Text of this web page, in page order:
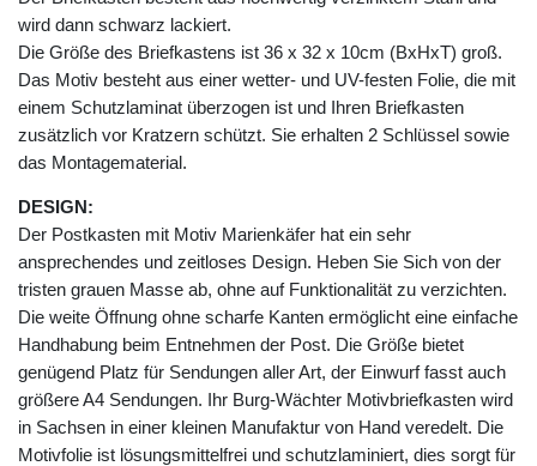
wird dann schwarz lackiert.
Die Größe des Briefkastens ist 36 x 32 x 10cm (BxHxT) groß.
Das Motiv besteht aus einer wetter- und UV-festen Folie, die mit
einem Schutzlaminat überzogen ist und Ihren Briefkasten
zusätzlich vor Kratzern schützt. Sie erhalten 2 Schlüssel sowie
das Montagematerial.
DESIGN:
Der Postkasten mit Motiv Marienkäfer hat ein sehr
ansprechendes und zeitloses Design. Heben Sie Sich von der
tristen grauen Masse ab, ohne auf Funktionalität zu verzichten.
Die weite Öffnung ohne scharfe Kanten ermöglicht eine einfache
Handhabung beim Entnehmen der Post. Die Größe bietet
genügend Platz für Sendungen aller Art, der Einwurf fasst auch
größere A4 Sendungen. Ihr Burg-Wächter Motivbriefkasten wird
in Sachsen in einer kleinen Manufaktur von Hand veredelt. Die
Motivfolie ist lösungsmittelfrei und schutzlaminiert, dies sorgt für